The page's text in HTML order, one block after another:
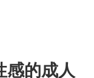
的成人